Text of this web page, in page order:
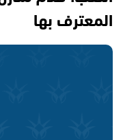
المعترف بها